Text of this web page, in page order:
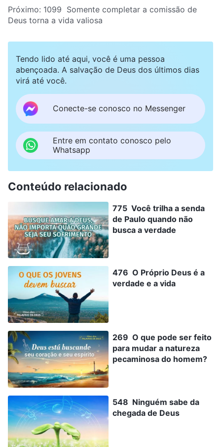
Próximo: 1099 Somente completar a comissão de
Deus torna a vida valiosa
Tendo lido até aqui, você é uma pessoa
abençoada. A salvação de Deus dos últimos dias
virá até você.
Conecte-se conosco no Messenger
Entre em contato conosco pelo
Whatsapp
Conteúdo relacionado
775 Você trilha a senda
de Paulo quando não
busca a verdade
476 O Próprio Deus é a
verdade e a vida
269 O que pode ser feito
para mudar a natureza
pecaminosa do homem?
548 Ninguém sabe da
chegada de Deus